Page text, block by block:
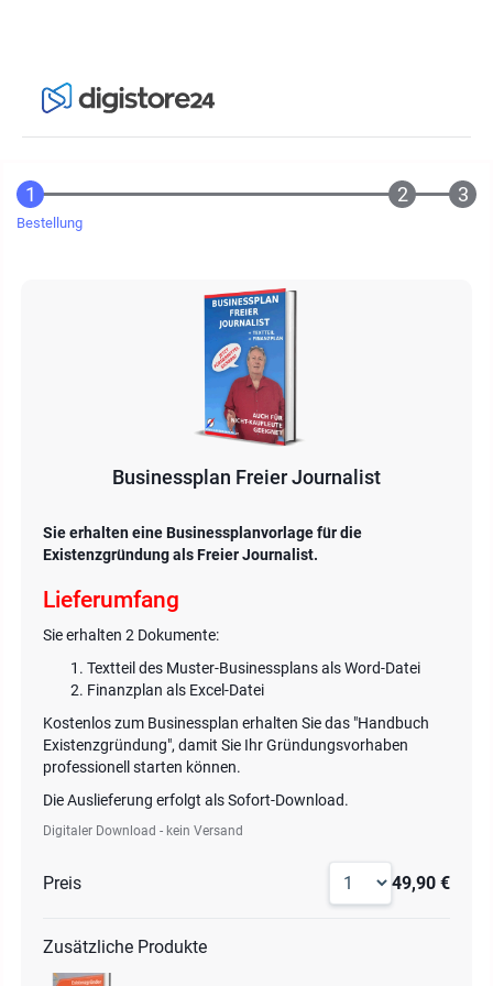
Bestellung
Businessplan Freier Journalist
Sie erhalten eine Businessplanvorlage für die
Existenzgründung als Freier Journalist.
Lieferumfang
Sie erhalten 2 Dokumente:
Textteil des Muster-Businessplans als Word-Datei
Finanzplan als Excel-Datei
Kostenlos zum Businessplan erhalten Sie das "Handbuch
Existenzgründung", damit Sie Ihr Gründungsvorhaben
professionell starten können.
Die Auslieferung erfolgt als Sofort-Download.
Digitaler Download - kein Versand
Preis 49,90 €
Zusätzliche Produkte